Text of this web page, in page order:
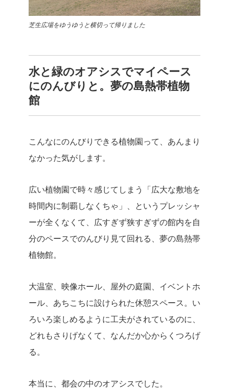
芝生広場をゆうゆうと横切って帰りました
水と緑のオアシスでマイペース
にのんびりと。夢の島熱帯植物
館
こんなにのんびりできる植物園って、あんまり
なかった気がします。
広い植物園で時々感じてしまう「広大な敷地を
時間内に制覇しなくちゃ」、というプレッシャ
ーが全くなくて、広すぎず狭すぎずの館内を自
分のペースでのんびり見て回れる、夢の島熱帯
植物館。
大温室、映像ホール、屋外の庭園、イベントホ
ール、あちこちに設けられた休憩スペース。い
ろいろ楽しめるように工夫がされているのに、
どれもさりげなくて、なんだか心からくつろげ
る。
本当に、都会の中のオアシスでした。